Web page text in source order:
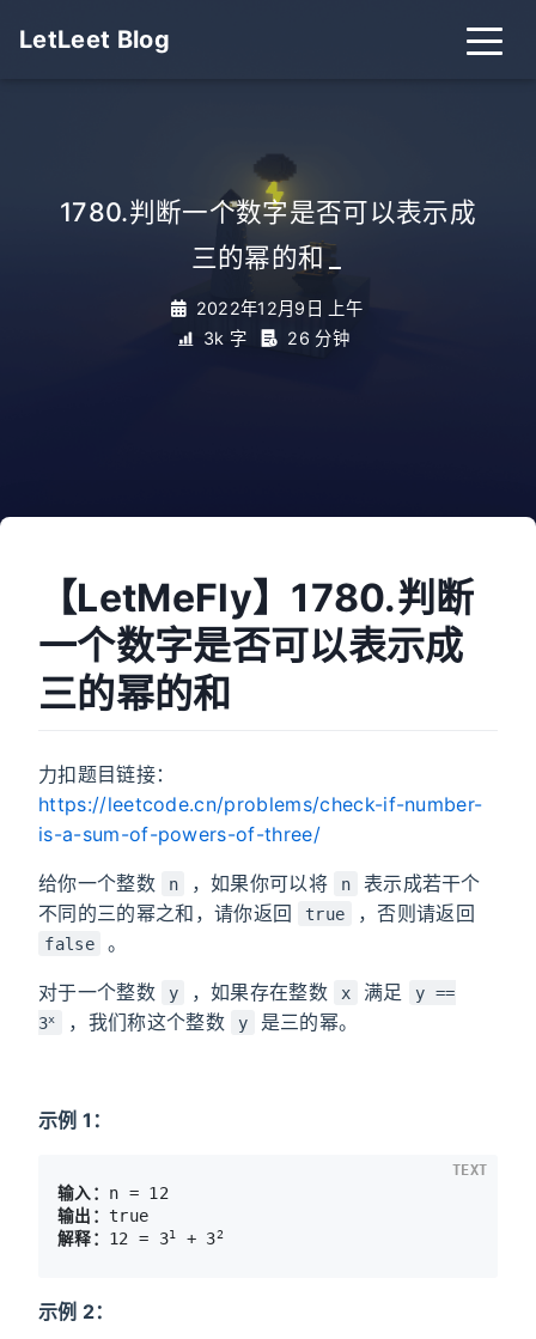
LetLeet Blog
1780.判断一个数字是否可以表示成
三的幂的和_
2022年12月9日 上午
3k 字
26 分钟
【LetMeFly】1780.判断
一个数字是否可以表示成
三的幂的和
力扣题目链接：
https://leetcode.cn/problems/check-if-number-
is-a-sum-of-powers-of-three/
给你一个整数 n ，如果你可以将 n
表示成若干个
不同的三的幂之和，请你返回
true ，否则请返回
false 。
对于一个整数 y ，如果存在整数 x 满足
y ==
3x ，我们称这个整数 y 是三的幂。
示例 1：
输入：
输出：
解释： 12 = 31 + 32
TEXT
示例 2：